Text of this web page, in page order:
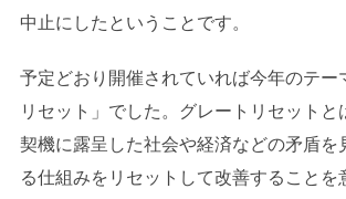
中止にしたということです。
予定どおり開催されていれば今年のテー
リセット」でした。グレートリセットと
契機に露呈した社会や経済などの矛盾を
る仕組みをリセットして改善することを